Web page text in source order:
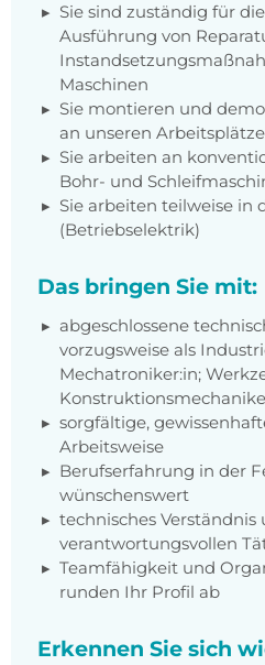
Sie sind zuständig für
Ausführung von
Maschinen
Sie montieren und
an unseren
Sie arbeiten an
Bohr- und
Sie arbeiten teilweise in
(Betriebselektrik)
Das bringen Sie mit:
abgeschlossene
vorzugsweise als
Mechatroniker:in;
sorgfältige,
Arbeitsweise
Berufserfahrung in der
wünschenswert
technisches Verständnis
verantwortungsvollen
Teamfähigkeit und
runden Ihr Profil ab
Erkennen Sie sich